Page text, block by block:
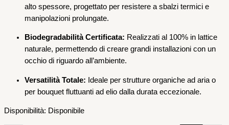
alto spessore, progettato per resistere a sbalzi termici e
manipolazioni prolungate.
Biodegradabilità Certificata: Realizzati al 100% in lattice
naturale, permettendo di creare grandi installazioni con un
occhio di riguardo all’ambiente.
Versatilità Totale: Ideale per strutture organiche ad aria o
per bouquet fluttuanti ad elio dalla durata eccezionale.
Disponibilità: Disponibile